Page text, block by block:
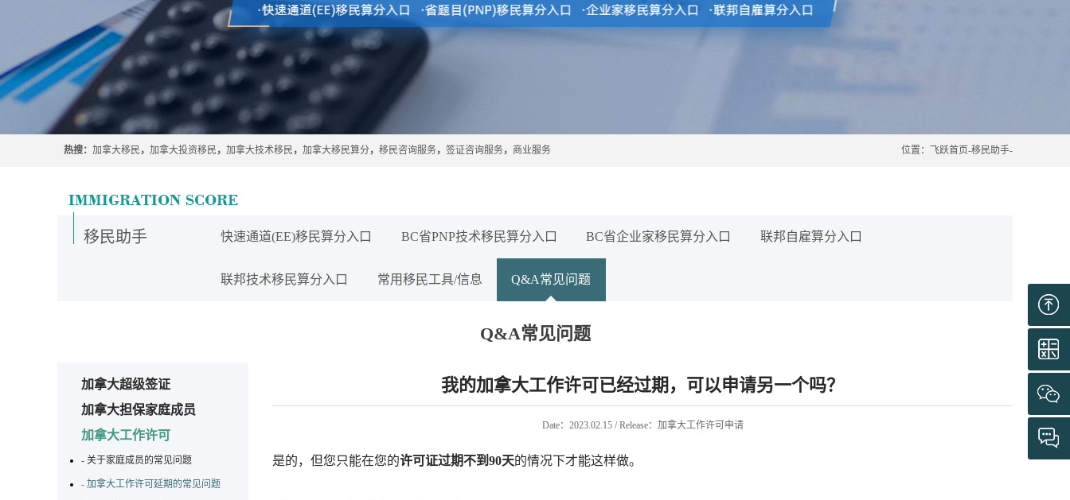
热搜： 加拿大移民 ， 加拿大投资移民 ， 加拿大技术移民 ， 加拿大移民算分， 移民咨询服务， 签证咨询服务， 商业服务 位置： 飞跃首页-移民助手-
移民助手 快速通道(EE)移民算分入口 BC省PNP技术移民算分入口 BC省企业家移民算分入口 联邦自雇算分入口
联邦技术移民算分入口 常用移民工具/信息 Q&A常见问题
Q&A常见问题
加拿大超级签证
加拿大担保家庭成员
加拿大工作许可
- 关于家庭成员的常见问题
- 加拿大工作许可延期的常见问题
我的加拿大工作许可已经过期，可以申请另一个吗？
Date：2023.02.15 / Release：加拿大工作许可申请
是的，但您只能在您的许可证过期不到90天的情况下才能这样做。